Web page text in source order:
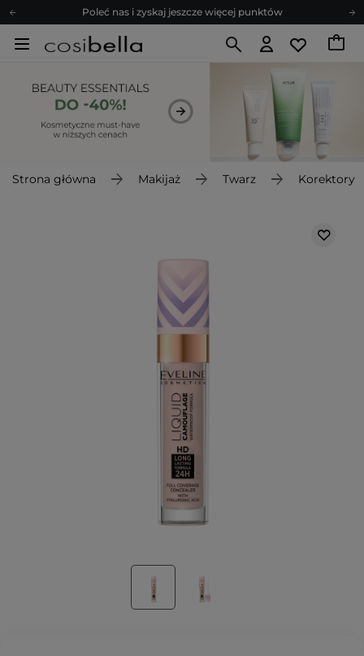
Poleć nas i zyskaj jeszcze więcej punktów
Zapisz się na newsletter pełen porad
Z nami to możliwe! Realizacja zamówienia do 24h.
Poleć nas i zyskaj jeszcze więcej punktów
Zapisz się na newsletter pełen porad
Strona główna Makijaż Twarz Korektory